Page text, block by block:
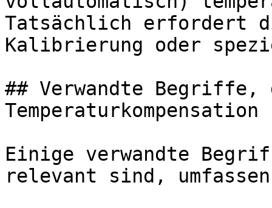
Tatsächlich erfordert
Kalibrierung oder
## Verwandte Begriffe,
Temperaturkompensation
Einige verwandte
relevant sind,